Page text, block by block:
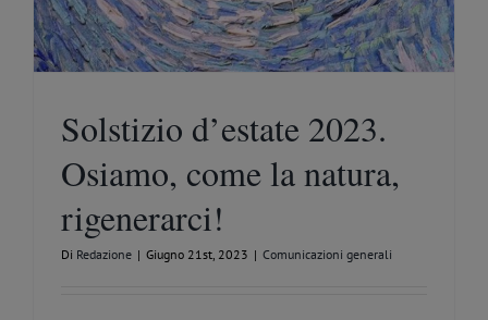
Solstizio d’estate 2023.
Osiamo, come la natura,
rigenerarci!
Di Redazione | Giugno 21st, 2023 | Comunicazioni generali